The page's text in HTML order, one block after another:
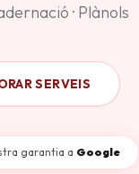
· Plànols
SERVEIS
garantia a Google